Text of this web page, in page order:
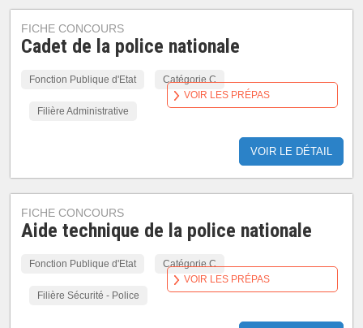
FICHE CONCOURS
Cadet de la police nationale
Fonction Publique d'Etat Catégorie C
Filière Administrative
VOIR LE DÉTAIL
VOIR LES PRÉPAS
FICHE CONCOURS
Aide technique de la police nationale
Fonction Publique d'Etat Catégorie C
Filière Sécurité - Police
VOIR LES PRÉPAS